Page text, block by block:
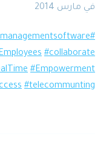
في مارس 2014
#Leadership
#collaborate
#Empowerment
#telecommunting